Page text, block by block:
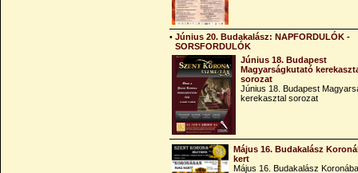
• Június 20. Budakalász: NAPFORDULÓK -
SORSFORDULÓK
Június 18. Budapest
Magyarságkutató
sorozat
Június 18. Budapest
kerekasztal sorozat
Május 16. Budakalász
kert
Május 16. Budakalász